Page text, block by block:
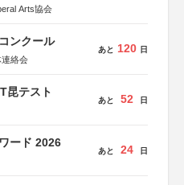
Arts協会
ンクール
連絡会
あと 120 日
昆テスト
あと 52 日
ード 2026
あと 24 日